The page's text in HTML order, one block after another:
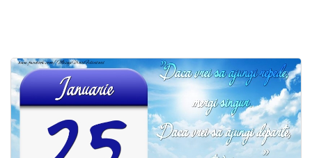
Felicitari muzicale
Felicitari muzicale personalizate
Felicitari animate